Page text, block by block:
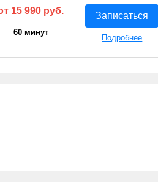
Записаться
Подробнее
15 990 руб.
60 минут